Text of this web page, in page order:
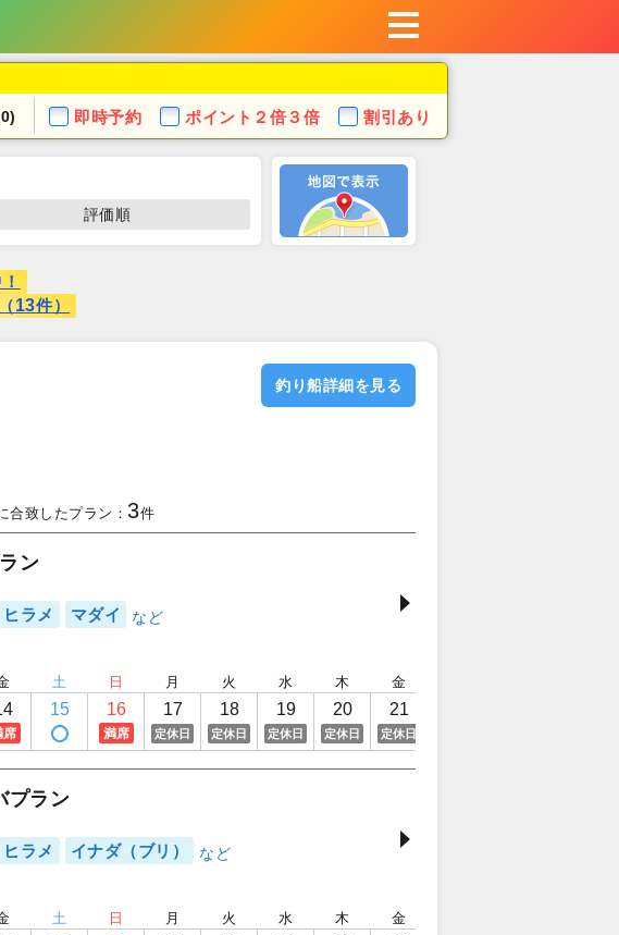
即時予約 ポイント ２倍３倍 割引あり
評価順
13件）
釣り船詳細を見る
合致したプラン： 3件
ン
ヒラメ マダイ
席
土
15
日
16
満席
月
17
定休日
火
18
定休日
水
19
定休日
木
20
定休日
金
21
定休日
プラン
ヒラメ イナダ（ブリ）
土 日 月 火 水 木 金